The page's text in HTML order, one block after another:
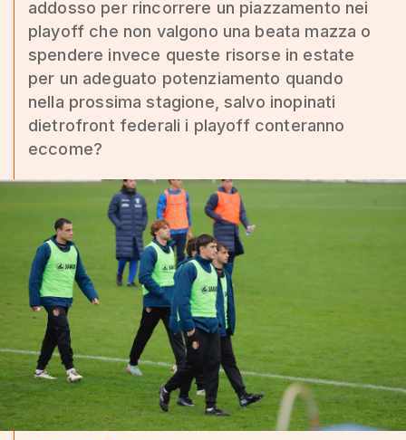
addosso per rincorrere un piazzamento nei
playoff che non valgono una beata mazza o
spendere invece queste risorse in estate
per un adeguato potenziamento quando
nella prossima stagione, salvo inopinati
dietrofront federali i playoff conteranno
eccome?